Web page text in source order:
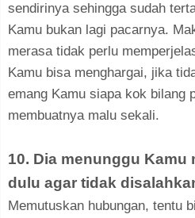
sendirinya sehingga sudah
Kamu bukan lagi pacarnya.
merasa tidak perlu
Kamu bisa menghargai, jika
emang Kamu siapa kok bilang
membuatnya malu sekali.
10. Dia menunggu Kamu
dulu agar tidak
Memutuskan hubungan, tentu